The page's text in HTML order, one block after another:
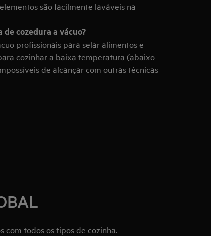
são facilmente laváveis na
cozedura a vácuo?
profissionais para selar alimentos e
cozinhar a baixa temperatura (abaixo
de alcançar com outras técnicas
com todos os tipos de cozinha.